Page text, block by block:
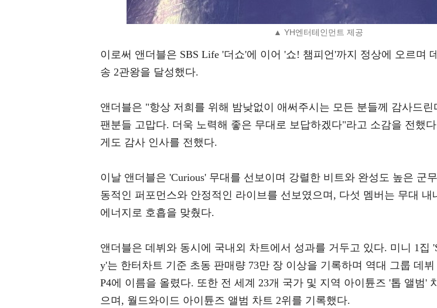
▲ YH엔터테인먼트 제공
이로써 앤더블은 SBS Life '더쇼'에 이어 '쇼! 챔피언'까지 정상에 오르며
송 2관왕을 달성했다.
앤더블은 "항상 저희를 위해 밤낮없이 애써주시는 모든 분들께 감사드
팬분들 고맙다. 더욱 노력해 좋은 무대로 보답하겠다"라고 소감을 전했
게도 감사 인사를 전했다.
이날 앤더블은 'Curious' 무대를 선보이며 강렬한 비트와 완성도 높은 군
동적인 퍼포먼스와 안정적인 라이브를 선보였으며, 다섯 멤버는 무대 내
에너지로 호흡을 맞췄다.
앤더블은 데뷔와 동시에 국내외 차트에서 성과를 거두고 있다. 미니 1집
y'는 한터차트 기준 초동 판매량 73만 장 이상을 기록하며 역대 그룹 데
P4에 이름을 올렸다. 또한 전 세계 23개 국가 및 지역 아이튠즈 '톱 앨범'
으며, 월드와이드 아이튠즈 앨범 차트 2위를 기록했다.